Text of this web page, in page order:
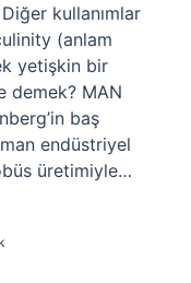
kullanımlar
(anlam
yetişkin bir
demek? MAN
baş
endüstriyel
üretimiyle…